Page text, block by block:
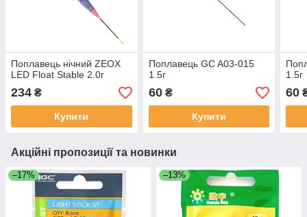
Поплавець нічний ZEOX
LED Float Stable 2.0г
234 ₴
Купити
Поплавець GC A03-015
1.5г
60₴
Купити
1.5г
60
Акційні пропозиції та новинки
–17% –13%